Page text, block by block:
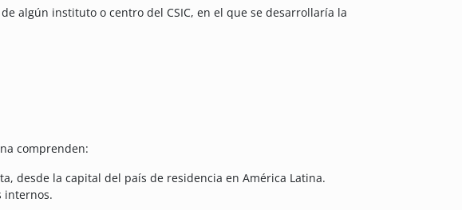
algún instituto o centro del CSIC, en el que se desarrollaría la
comprenden:
desde la capital del país de residencia en América Latina.
internos.